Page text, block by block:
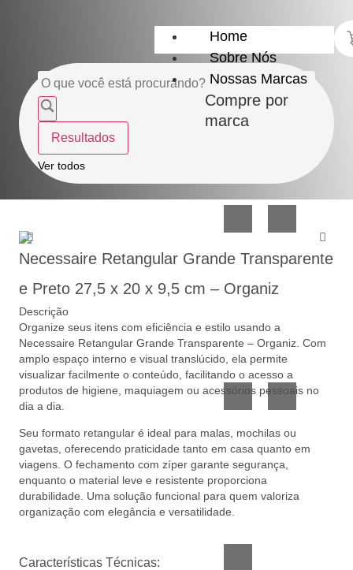
Home
Sobre Nós
Nossas Marcas
Compre por
marca
Lar
Organização
Utilidades
de
Vidro
Confeitaria
e
Presente
Resultados
Ver todos
Necessaire Retangular Grande Transparente
e Preto 27,5 x 20 x 9,5 cm – Organiz
Descrição
Organize seus itens com eficiência e estilo usando a
Necessaire Retangular Grande Transparente – Organiz. Com
amplo espaço interno e visual translúcido, ela permite
visualizar facilmente o conteúdo, facilitando o acesso a
produtos de higiene, maquiagem ou acessórios pessoais no
dia a dia.
Seu formato retangular é ideal para malas, mochilas ou
gavetas, oferecendo praticidade tanto em casa quanto em
viagens. O fechamento com zíper garante segurança,
enquanto o material leve e resistente proporciona
durabilidade. Uma solução funcional para quem valoriza
organização com elegância e versatilidade.
Características Técnicas: